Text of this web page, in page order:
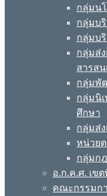
กลุ่มน
กลุ่มบ
กลุ่มบ
กลุ่มส่
สารส
กลุ่มพั
กลุ่มนิ
ศึกษา
กลุ่มส่
หน่วย
กลุ่มก
อ.ก.ค.ศ. เข
คณะกรรมก